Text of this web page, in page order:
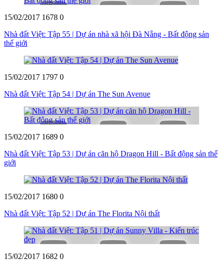
15/02/2017 1678 0
Nhà đất Việt: Tập 55 | Dự án nhà xã hội Đà Nẵng - Bất động sản
thế giới
15/02/2017 1797 0
Nhà đất Việt: Tập 54 | Dự án The Sun Avenue
15/02/2017 1689 0
Nhà đất Việt: Tập 53 | Dự án căn hộ Dragon Hill - Bất động sản thế
giới
15/02/2017 1680 0
Nhà đất Việt: Tập 52 | Dự án The Florita Nội thất
15/02/2017 1682 0